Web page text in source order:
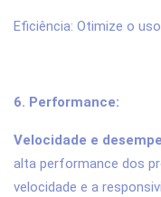
Eficiência: Otimize o
6. Performance:
Velocidade e
alta performance dos
velocidade e a